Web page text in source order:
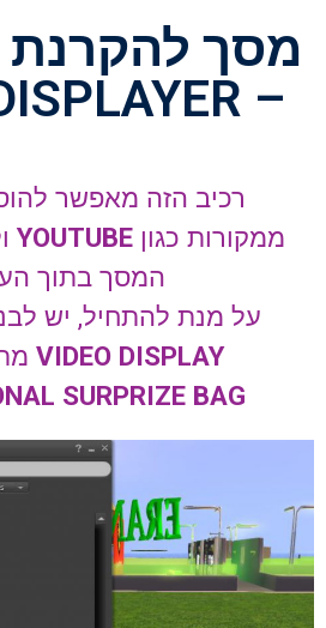
מסך להקרנת
– VIDEO DISPLAYER
רכיב הזה מאפשר
ממקורות כגון YOUTUBE
המסך בתוך
על מנת להתחיל, יש
VIDEO DISPLAY
SURPRIZE BAG